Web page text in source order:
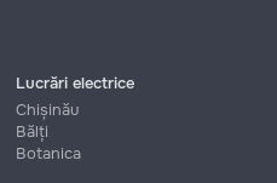
Lucrări electrice
Chișinău
Bălți
Botanica